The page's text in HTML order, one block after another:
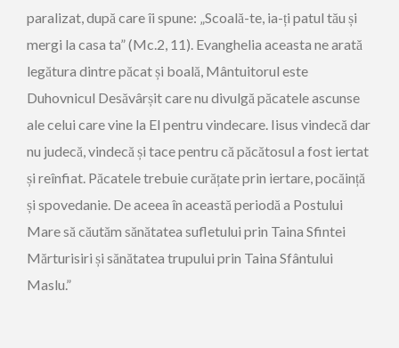
paralizat, după care îi spune: „Scoală-te, ia-ți patul tău și
mergi la casa ta” (Mc.2, 11). Evanghelia aceasta ne arată
legătura dintre păcat și boală, Mântuitorul este
Duhovnicul Desăvârșit care nu divulgă păcatele ascunse
ale celui care vine la El pentru vindecare. Iisus vindecă dar
nu judecă, vindecă și tace pentru că păcătosul a fost iertat
și reînfiat. Păcatele trebuie curățate prin iertare, pocăință
și spovedanie. De aceea în această periodă a Postului
Mare să căutăm sănătatea sufletului prin Taina Sfintei
Mărturisiri și sănătatea trupului prin Taina Sfântului
Maslu.”